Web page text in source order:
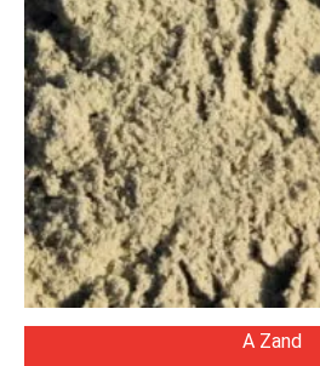
A Zand